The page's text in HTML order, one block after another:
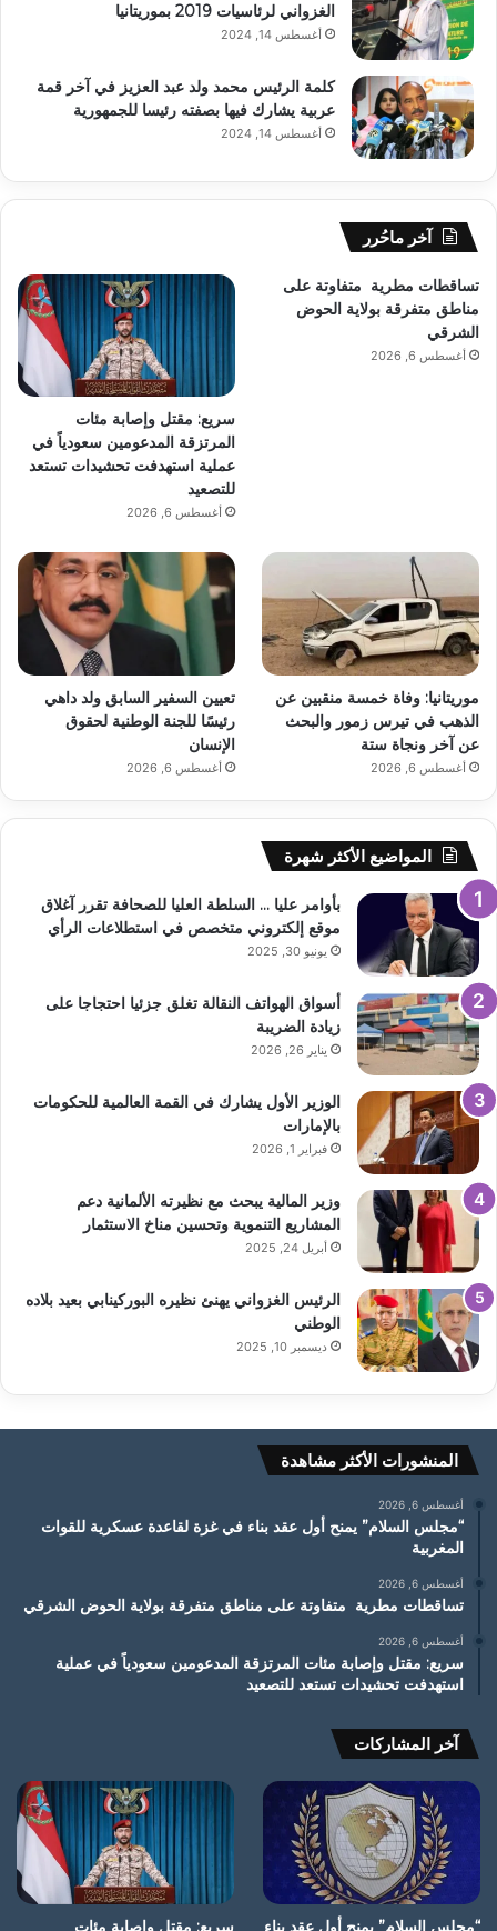
الغزواني لرئاسيات 2019 بموريتانيا
أغسطس 14, 2024
كلمة الرئيس محمد ولد عبد العزيز في آخر قمة
عربية يشارك فيها بصفته رئيسا للجمهورية
أغسطس 14, 2024
آخر ماحُرر
تساقطات مطرية متفاوتة على
مناطق متفرقة بولاية الحوض
الشرقي
أغسطس 6, 2026
سريع: مقتل وإصابة مئات
المرتزقة المدعومين سعودياً في
عملية استهدفت تحشيدات تستعد
للتصعيد
أغسطس 6, 2026
موريتانيا: وفاة خمسة منقبين عن
الذهب في تيرس زمور والبحث
عن آخر ونجاة ستة
أغسطس 6, 2026
تعيين السفير السابق ولد داهي
رئيسًا للجنة الوطنية لحقوق
الإنسان
أغسطس 6, 2026
المواضيع الأكثر شهرة
بأوامر عليا … السلطة العليا للصحافة تقرر آغلاق
موقع إلكتروني متخصص في استطلاعات الرأي
يونيو 30, 2025
أسواق الهواتف النقالة تغلق جزئيا احتجاجا على
زيادة الضريبة
يناير 26, 2026
الوزير الأول يشارك في القمة العالمية للحكومات
بالإمارات
فبراير 1, 2026
وزير المالية يبحث مع نظيرته الألمانية دعم
المشاريع التنموية وتحسين مناخ الاستثمار
أبريل 24, 2025
الرئيس الغزواني يهنئ نظيره البوركينابي بعيد بلاده
الوطني
ديسمبر 10, 2025
المنشورات الأكثر مشاهدة
أغسطس 6, 2026
“مجلس السلام” يمنح أول عقد بناء في غزة لقاعدة عسكرية للقوات
المغربية
أغسطس 6, 2026
تساقطات مطرية متفاوتة على مناطق متفرقة بولاية الحوض الشرقي
أغسطس 6, 2026
سريع: مقتل وإصابة مئات المرتزقة المدعومين سعودياً في عملية
استهدفت تحشيدات تستعد للتصعيد
آخر المشاركات
“مجلس السلام” يمنح أول عقد بناء سريع: مقتل وإصابة مئات